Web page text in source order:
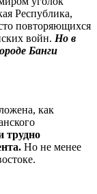
Республика,
повторяющихся
войн. Но в
Банги
как
трудно
Но не менее